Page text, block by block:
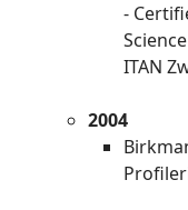
-
ITAN
2004